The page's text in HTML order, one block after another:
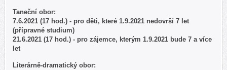
Taneční obor:
7.6.2021 (17 hod.) - pro děti, které 1.9.2021 nedovrší 7 let
(přípravné studium)
21.6.2021 (17 hod.) - pro zájemce, kterým 1.9.2021 bude 7 a více
let
Literárně-dramatický obor: